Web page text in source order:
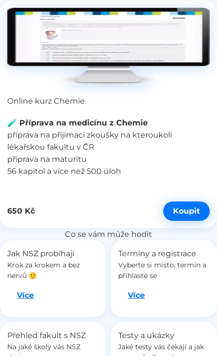
Online kurz Chemie
🧪 Příprava na medicínu z Chemie
příprava na přijímací zkoušky na kteroukoli
lékařskou fakultu v ČR
příprava na maturitu
56 kapitol a více než 500 úloh
650 Kč Koupit
Co se vám může hodit
Jak NSZ probíhají
Krok za krokem a bez
nervů 🙂
VíceJdeme na to
Termíny a registrace
Vyberte si místo, termín a
přihlaste se
VíceJdeme na to
Přehled fakult s NSZ
Na jaké školy vás NSZ
Testy a ukázky
Jaké testy vás čekají a jak